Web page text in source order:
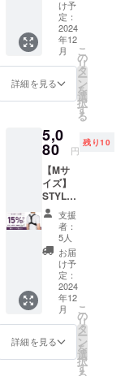
ポートしま
す。
25％OF
F】 一
般販売
予定価
格
5,980円
（税
込）
80円】
（税
込・送
料込）
[サ
イズ] S
サイ
ズ ア
ンダー
バス
ト：62
～67cm
け予
定：
2024
年12
月
詳細を見る
こ
の
リ
タ
ー
ン
を
選
択
す
る
5,0
80 円
残り10
【Mサ
イズ】
STYLE
ARTIST
SMART
LIGHT×
1個セッ
【mach
i-ya割
15％OF
F】 一
般販売
予定価
格
5,980円
支援
者：
5人
お届
け予
定：
2024
年12
月
詳細を見る
こ
の
リ
タ
ー
ン
を
選
択
す